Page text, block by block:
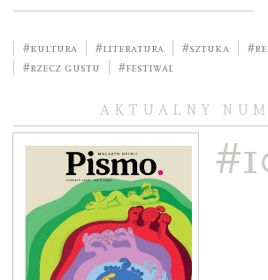
#kultura #literatura #sztuka
#rzecz gustu
#festiwal
AKTUALNY